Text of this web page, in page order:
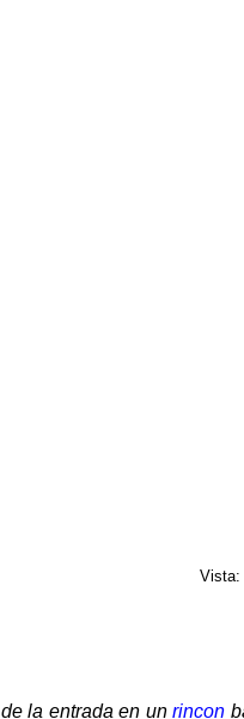
de la entrada en unrincon